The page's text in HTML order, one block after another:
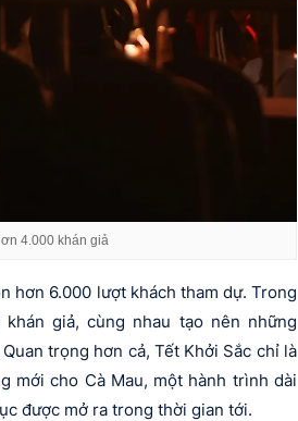
4.000 khán giả
hơn 6.000 lượt khách tham dự. Trong
giả, cùng nhau tạo nên những
trọng hơn cả, Tết Khởi Sắc chỉ là
mới cho Cà Mau, một hành trình dài
được mở ra trong thời gian tới.